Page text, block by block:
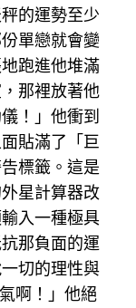
的運勢至少
單戀就會變
跑進他堆滿
那裡放著他
！」他衝到
貼滿了「巨
標籤。這是
星計算器改
入一種極具
那負面的運
切的理性與
啊！」他絕